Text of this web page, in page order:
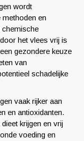
wordt
methoden en
chemische
het vlees vrij is
gezondere keuze
van
schadelijke
vaak rijker aan
en antioxidanten.
krijgen en vrij
voeding en